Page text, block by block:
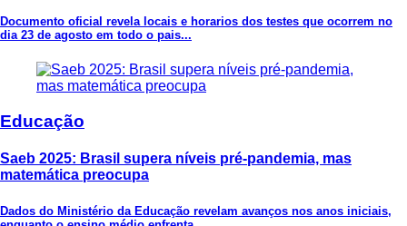
Documento oficial revela locais e horarios dos testes que ocorrem no
dia 23 de agosto em todo o pais...
Educação
Saeb 2025: Brasil supera níveis pré-pandemia, mas
matemática preocupa
Dados do Ministério da Educação revelam avanços nos anos iniciais,